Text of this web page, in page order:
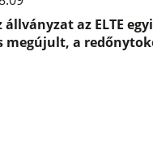
az ELTE
megújult, a